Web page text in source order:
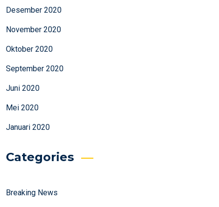
Desember 2020
November 2020
Oktober 2020
September 2020
Juni 2020
Mei 2020
Januari 2020
Categories
Breaking News